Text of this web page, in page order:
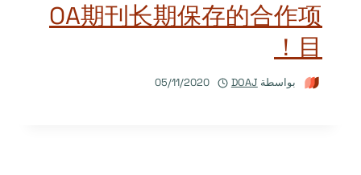
OA期刊长期保存的合作项
目！
بواسطة DOAJ
05/11/2020